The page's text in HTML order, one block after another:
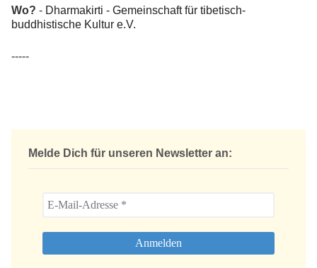
Wo? - Dharmakirti - Gemeinschaft für tibetisch-
buddhistische Kultur e.V.
-----
Melde Dich für unseren Newsletter an: